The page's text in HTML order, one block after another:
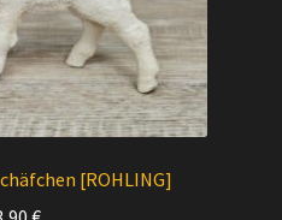
[ROHLING]